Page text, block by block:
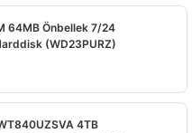
64MB Önbellek 7/24
(WD23PURZ)
4TB